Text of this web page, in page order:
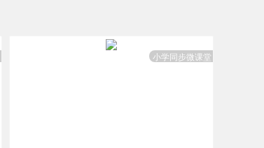
小学同步微课堂